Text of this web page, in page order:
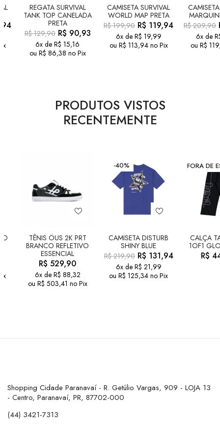
REGATA SURVIVAL
TANK TOP CANELADA
PRETA
R$129,90 R$ 90,93
6x de R$ 15,16
ou R$ 86,38 no Pix
CAMISETA SURVIVAL
WORLD MAP PRETA
R$199,90 R$ 119,94
6x de R$ 19,99
ou R$ 113,94 no Pix
R$209,90
6x de
ou R$
PRODUTOS VISTOS
RECENTEMENTE
TÊNIS ÖUS 2K PRT
BRANCO REFLETIVO
ESSENCIAL
R$ 529,90
6x de R$ 88,32
ou R$ 503,41 no Pix
-40%
CAMISETA DISTURB
SHINY BLUE
R$219,90 R$ 131,94
6x de R$ 21,99
ou R$ 125,34 no Pix
FORA DE
CALÇA
1OF1
R$
Shopping Cidade Paranavaí - R. Getúlio Vargas, 909 - LOJA 13
- Centro, Paranavaí, PR, 87702-000
(44) 3421-7313